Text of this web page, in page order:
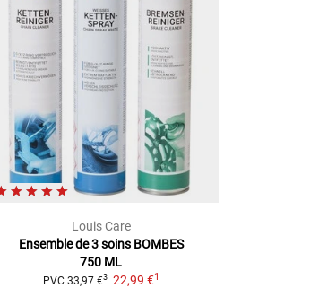
Louis Care
Ensemble de 3 soins BOMBES
750 ML
PVC 33,97 €3 22,99 €1